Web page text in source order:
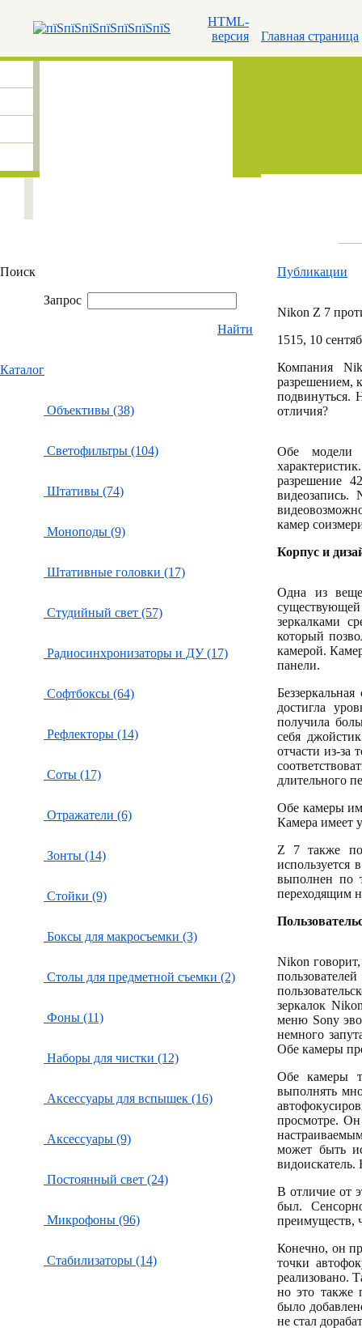
HTML-
версия
Главная страница
Поиск
Запрос
Найти
Каталог
Объективы (38)
Светофильтры (104)
Штативы (74)
Моноподы (9)
Штативные головки (17)
Студийный свет (57)
Радиосинхронизаторы и ДУ (17)
Софтбоксы (64)
Рефлекторы (14)
Соты (17)
Отражатели (6)
Зонты (14)
Стойки (9)
Боксы для макросъемки (3)
Столы для предметной съемки (2)
Фоны (11)
Наборы для чистки (12)
Аксессуары для вспышек (16)
Аксессуары (9)
Постоянный свет (24)
Микрофоны (96)
Стабилизаторы (14)
Публикации
Nikon Z 7
1515, 10
Компания
разрешением,
подвинуться.
отличия?
Обе модели
разрешение
видеозапись.
камер
Корпус и
Одна из
зеркалками
который
камерой.
панели.
достигла
получила
себя
отчасти из-за
длительного
Обе камеры
Камера имеет
Z 7 также
используется
выполнен по
переходящим
Nikon
зеркалок
меню Sony
немного
Обе камеры
Обе камеры
выполнять
просмотре. Он
может быть
видоискатель.
В отличие от
был.
преимуществ,
Конечно, он
точки
реализовано.
но это также
было
не стал